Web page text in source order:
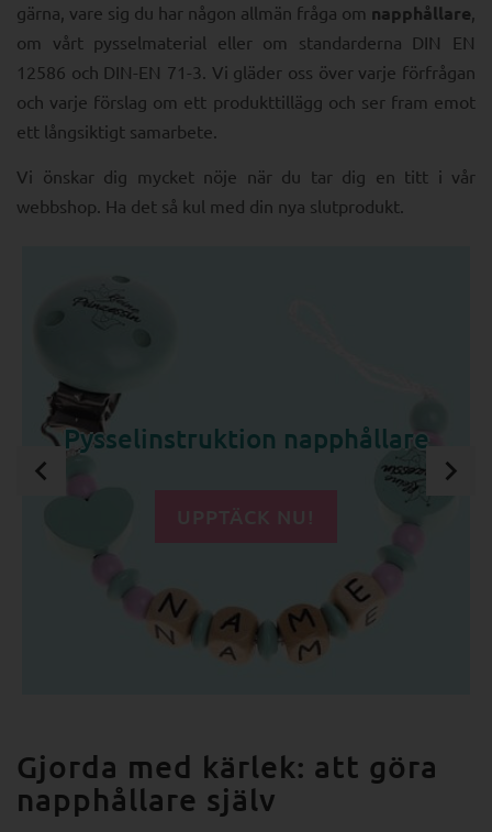
gärna, vare sig du har någon allmän fråga om napphållare,
om vårt pysselmaterial eller om standarderna DIN EN
12586 och DIN-EN 71-3. Vi gläder oss över varje förfrågan
och varje förslag om ett produkttillägg och ser fram emot
ett långsiktigt samarbete.
Vi önskar dig mycket nöje när du tar dig en titt i vår
webbshop. Ha det så kul med din nya slutprodukt.
Pysselinstruktion napphållare
Gjorda med kärlek: att göra
napphållare själv